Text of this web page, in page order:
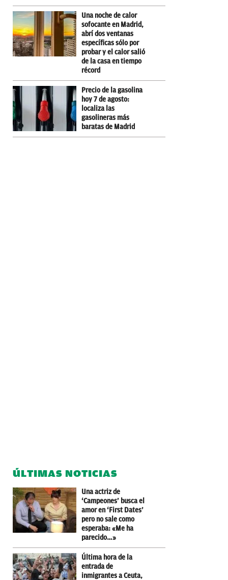
Una noche de calor
sofocante en Madrid,
abrí dos ventanas
específicas sólo por
probar y el calor salió
de la casa en tiempo
récord
Precio de la gasolina
hoy 7 de agosto:
localiza las
gasolineras más
baratas de Madrid
ÚLTIMAS NOTICIAS
Una actriz de
‘Campeones’ busca el
amor en ‘First Dates’
pero no sale como
esperaba: «Me ha
parecido…»
Última hora de la
entrada de
inmigrantes a Ceuta,